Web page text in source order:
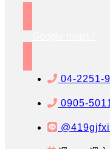
04-2251-
0905-
@419gjfxi